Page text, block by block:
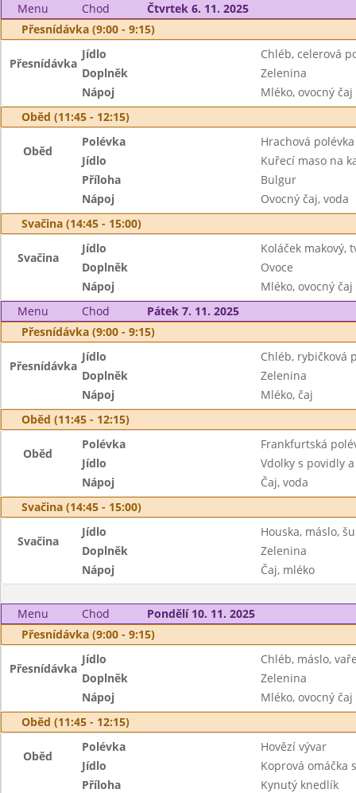
Menu
Chod
Čtvrtek 6. 11. 2025
Přesnídávka (9:00 - 9:15)
Přesnídávka
Jídlo
Chléb, celerová
Doplněk
Zelenina
Nápoj
Mléko, ovocný čaj
Oběd (11:45 - 12:15)
Oběd
Polévka
Hrachová polévka
Jídlo
Kuřecí maso na
Příloha
Bulgur
Nápoj
Ovocný čaj, voda
Svačina (14:45 - 15:00)
Svačina
Jídlo
Koláček makový,
Doplněk
Ovoce
Nápoj
Mléko, ovocný čaj
Menu
Chod
Pátek 7. 11. 2025
Přesnídávka (9:00 - 9:15)
Přesnídávka
Jídlo
Chléb, rybičková
Doplněk
Zelenina
Nápoj
Mléko, čaj
Oběd (11:45 - 12:15)
Oběd
Polévka
Frankfurtská
Jídlo
Vdolky s povidly
Nápoj
Čaj, voda
Svačina (14:45 - 15:00)
Svačina
Jídlo
Houska, máslo,
Doplněk
Zelenina
Nápoj
Čaj, mléko
Menu Chod
Pondělí 10. 11. 2025
Přesnídávka (9:00 - 9:15)
Přesnídávka
Jídlo
Chléb, máslo,
Doplněk
Zelenina
Nápoj
Mléko, ovocný čaj
Oběd (11:45 - 12:15)
Oběd
Polévka
Hovězí vývar
Jídlo
Koprová omáčka
Příloha
Kynutý knedlík